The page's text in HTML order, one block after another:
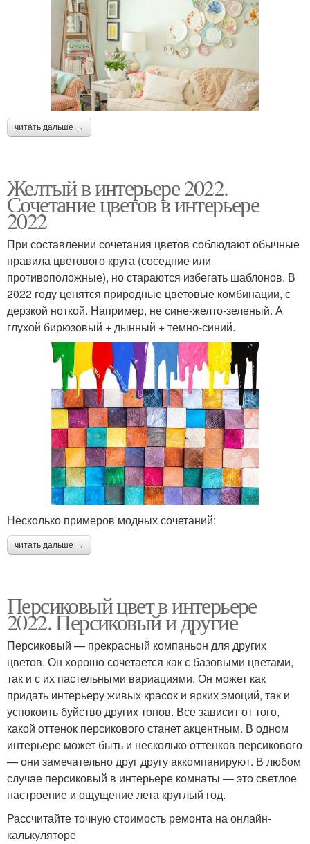
читать дальше →
Желтый в интерьере 2022.
Сочетание цветов в интерьере
2022
При составлении сочетания цветов соблюдают обычные
правила цветового круга (соседние или
противоположные), но стараются избегать шаблонов. В
2022 году ценятся природные цветовые комбинации, с
дерзкой ноткой. Например, не сине-желто-зеленый. А
глухой бирюзовый + дынный + темно-синий.
Несколько примеров модных сочетаний:
читать дальше →
Персиковый цвет в интерьере
2022. Персиковый и другие
Персиковый — прекрасный компаньон для других
цветов. Он хорошо сочетается как с базовыми цветами,
так и с их пастельными вариациями. Он может как
придать интерьеру живых красок и ярких эмоций, так и
успокоить буйство других тонов. Все зависит от того,
какой оттенок персикового станет акцентным. В одном
интерьере может быть и несколько оттенков персикового
— они замечательно друг другу аккомпанируют. В любом
случае персиковый в интерьере комнаты — это светлое
настроение и ощущение лета круглый год.
Рассчитайте точную стоимость ремонта на онлайн-
калькуляторе